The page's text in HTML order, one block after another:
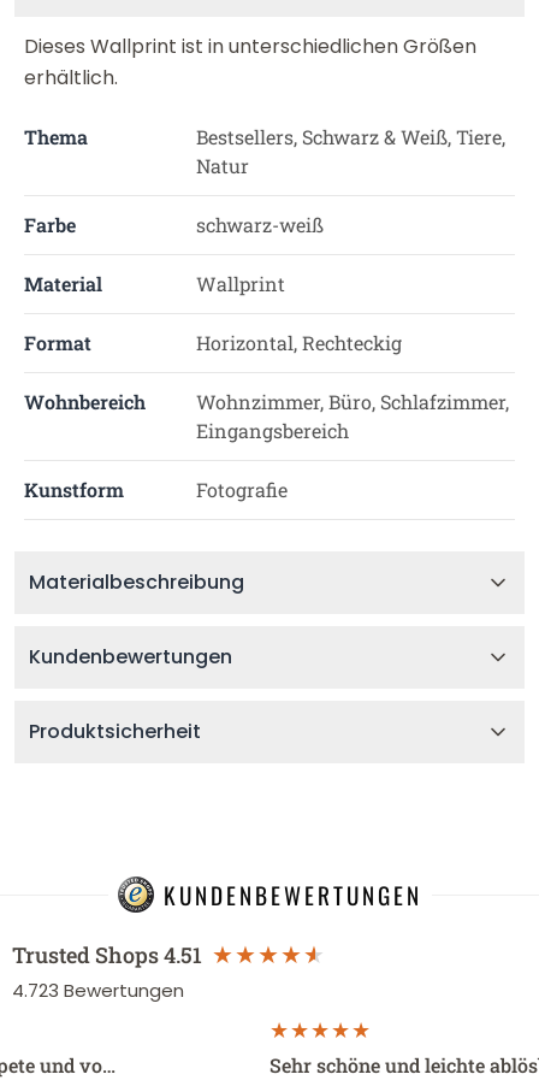
Dieses Wallprint ist in unterschiedlichen Größen
erhältlich.
Thema
Bestsellers, Schwarz & Weiß, Tiere,
Natur
Farbe schwarz-weiß
Material Wallprint
Format Horizontal, Rechteckig
Wohnbereich
Wohnzimmer, Büro, Schlafzimmer,
Eingangsbereich
Kunstform Fotografie
Materialbeschreibung
Kundenbewertungen
Produktsicherheit
KUNDENBEWERTUNGEN
Trusted Shops4.51
4.723 Bewertungen
und vo… Sehr schöne und leichte